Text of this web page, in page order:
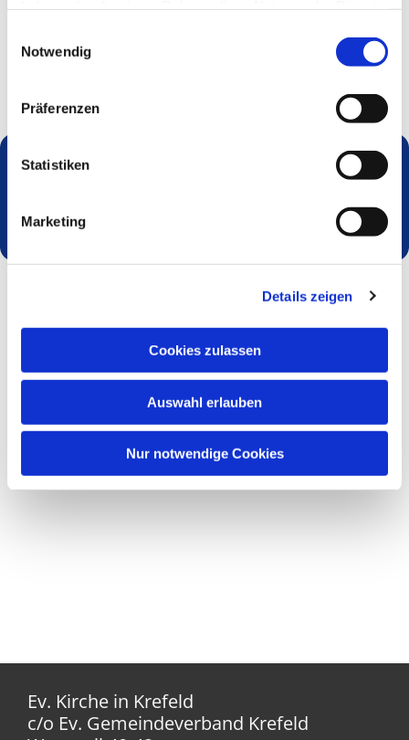
Notwendig
Präferenzen
Statistiken
Marketing
Details zeigen
Cookies zulassen
Auswahl erlauben
Nur notwendige Cookies
Ev. Kirche in Krefeld
c/o Ev. Gemeindeverband Krefeld